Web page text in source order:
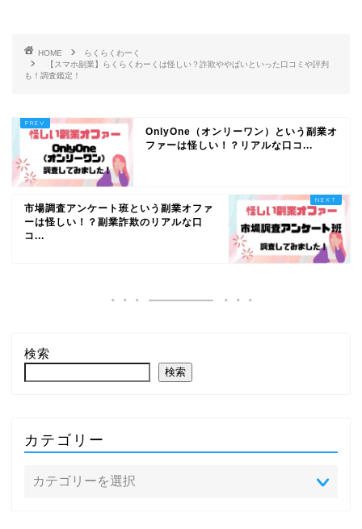
HOME
らくらくわーく
【スマホ副業】らくらくわーくは怪しい？詐欺ややばいといった口コミや評判
も！調査鑑定！
OnlyOne（オンリーワン）という副業オ
ファーは怪しい！？リアルな口コ...
市場調査アンケート班という副業オファ
ーは怪しい！？副業詐欺のリアルな口
コ...
検索
検索
カテゴリー